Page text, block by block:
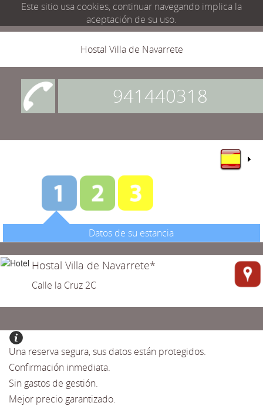
Este sitio usa cookies, continuar navegando implica la
aceptación de su uso.
Hostal Villa de Navarrete
941440318
Datos de su estancia
Hostal Villa de Navarrete*
Calle la Cruz 2C
Una reserva segura, sus datos están protegidos.
Confirmación inmediata.
Sin gastos de gestión.
Mejor precio garantizado.